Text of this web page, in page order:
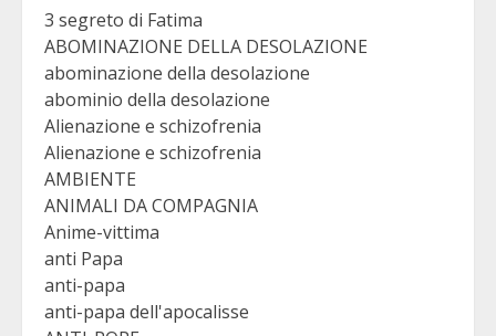
3 segreto di Fatima
ABOMINAZIONE DELLA DESOLAZIONE
abominazione della desolazione
abominio della desolazione
Alienazione e schizofrenia
Alienazione e schizofrenia
AMBIENTE
ANIMALI DA COMPAGNIA
Anime-vittima
anti Papa
anti-papa
anti-papa dell'apocalisse